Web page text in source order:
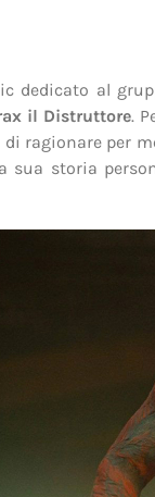
dedicato al
il Distruttore.
ragionare per
sua storia